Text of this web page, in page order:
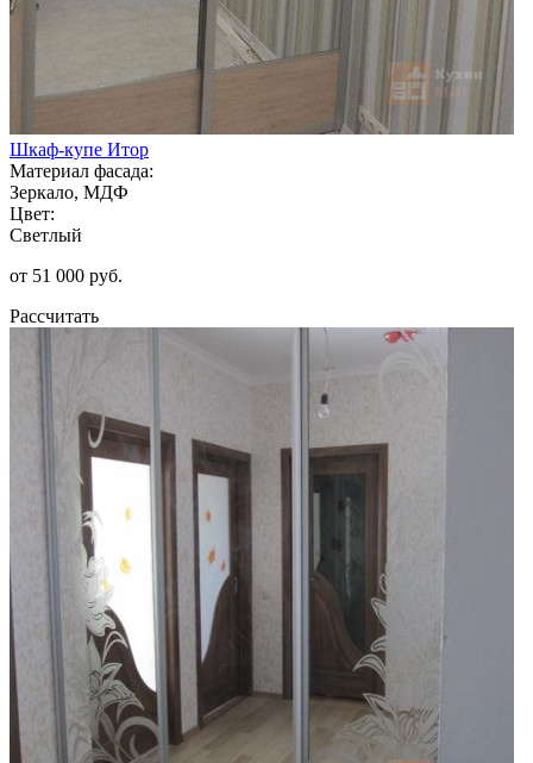
Шкаф-купе Итор
Материал фасада:
Зеркало, МДФ
Цвет:
Светлый
от 51 000 руб.
Рассчитать